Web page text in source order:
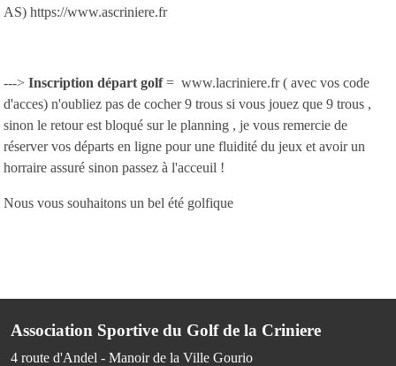
AS) https://www.ascriniere.fr
---> Inscription départ golf= www.lacriniere.fr ( avec vos code
d'acces) n'oubliez pas de cocher 9 trous si vous jouez que 9 trous ,
sinon le retour est bloqué sur le planning , je vous remercie de
réserver vos départs en ligne pour une fluidité du jeux et avoir un
horraire assuré sinon passez à l'acceuil !
Nous vous souhaitons un bel été golfique
Association Sportive du Golf de la Criniere
4 route d'Andel - Manoir de la Ville Gourio